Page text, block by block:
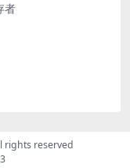
者
rights reserved